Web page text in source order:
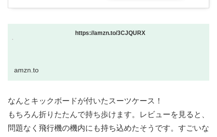
https://amzn.to/3CJQURX
amzn.to
なんとキックボードが付いたスーツケース！
もちろん折りたたんで持ち歩けます。レビューを見ると、
問題なく飛行機の機内にも持ち込めたそうです。すごいな